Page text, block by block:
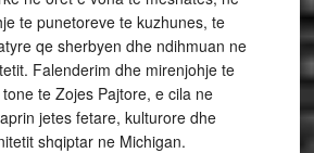
te punetoreve te kuzhunes, te
qe sherbyen dhe ndihmuan ne
Falenderim dhe mirenjohje te
te Zojes Pajtore, e cila ne
jetes fetare, kulturore dhe
shqiptar ne Michigan.